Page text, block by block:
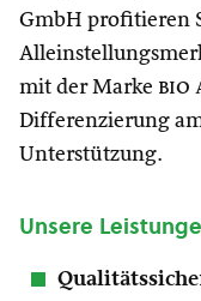
GmbH profitieren
mit der Marke bio
Differenzierung
Unterstützung.
Unsere